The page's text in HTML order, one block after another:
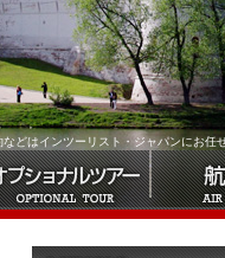
どはインツーリスト・ジャパンにお任